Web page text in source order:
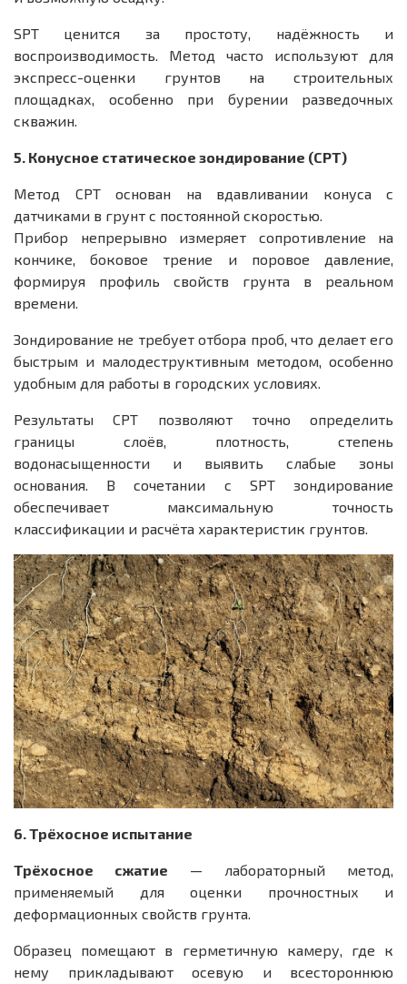
SPT ценится за простоту, надёжность и
воспроизводимость. Метод часто используют для
экспресс-оценки грунтов на строительных
площадках, особенно при бурении разведочных
скважин.
5. Конусное статическое зондирование (CPT)
Метод CPT основан на вдавливании конуса с
датчиками в грунт с постоянной скоростью.
Прибор непрерывно измеряет сопротивление на
кончике, боковое трение и поровое давление,
формируя профиль свойств грунта в реальном
времени.
Зондирование не требует отбора проб, что делает его
быстрым и малодеструктивным методом, особенно
удобным для работы в городских условиях.
Результаты CPT позволяют точно определить
границы слоёв, плотность, степень
водонасыщенности и выявить слабые зоны
основания. В сочетании с SPT зондирование
обеспечивает максимальную точность
классификации и расчёта характеристик грунтов.
6. Трёхосное испытание
Трёхосное сжатие — лабораторный метод,
применяемый для оценки прочностных и
деформационных свойств грунта.
Образец помещают в герметичную камеру, где к
нему прикладывают осевую и всестороннюю